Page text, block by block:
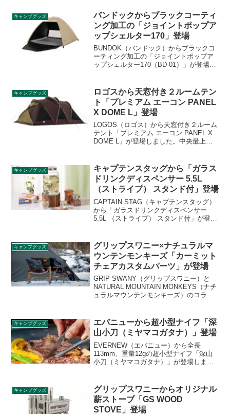
キャンプグッズ
バンドックからブラックコーティ
ング加工の「ジョイントポップア
ップシェルター170」登場
BUNDOK（バンドック）からブラックコ
ーティング加工の「ジョイントポップア
ップシェルター170（BD-01）」が登場し
ターで、内側にはブラックコーティング
加工が施されています。詳細をレビュー
します。
キャンプグッズ
ロゴスから天窓付き２ルームテン
ト「プレミアム エーコン PANEL
X DOME L」登場
LOGOS（ロゴス）から天窓付き２ルーム
テント「プレミアム エーコン PANEL X
DOME L」が登場しました。中央最上部
は太陽光を取り入れ、テント内をやさし
くあたためてくれます。詳細をレビュー
します。
キャンプグッズ
キャプテンスタッグから「ガラス
ドリンクディスペンサー 5.5L
（ストライプ） スタンド付」登場
CAPTAIN STAG（キャプテンスタッグ）
から「ガラスドリンクディスペンサー
5.5L （ストライプ） スタンド付」が登場
ます。季節ごとのフルーツが楽しめ、パ
ーティーシーンでもお使いいただけま
す。詳細をレビューします。
キャンプグッズ
グリップスワニー×ナチュラルマ
ウンテンモンキーズ「カーミット
チェアカスタムパーツ」が登場
GRIP SWANY（グリップスワニー）と
NATURAL MOUNTAIN MONKEYS（ナチ
ュラルマウンテンモンキーズ）のコラボ
アイテム5品が登場します。詳細をレビュ
ーします。
キャンプグッズ
エバニューから超小型ナイフ「深
山小刀（ミヤマコガタナ）」登場
EVERNEW（エバニュー）から全長
113mm、重量12gの超小型ナイフ「深山
小刀（ミヤマコガタナ）」が登場しまし
詳細をレビューします。
キャンプグッズ
グリップスワニーからオリジナル
薪ストーブ「GS WOOD
STOVE」登場